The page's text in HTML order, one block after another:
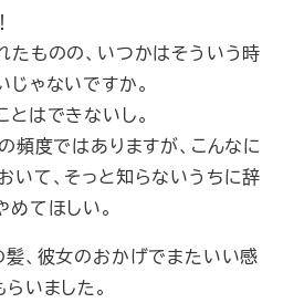
たものの、いつかはそういう時
ゃないですか。
はできないし。
頻度ではありますが、こんなに
いて、そっと知らないうちに辞
てほしい。
髪、彼女のおかげでまたいい感
いました。